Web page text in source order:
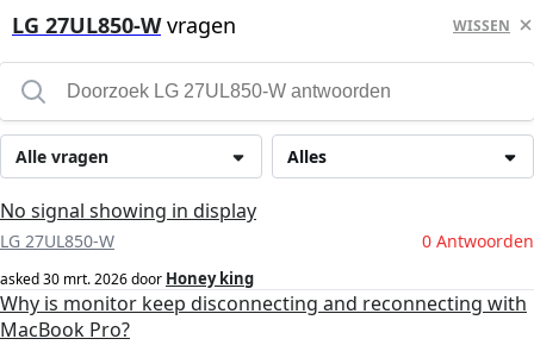
LG 27UL850-Wvragen WISSEN
Alles
Alle vragen
No signal showing in display
LG 27UL850-W 0 Antwoorden
asked30 mrt. 2026door Honey king
Why is monitor keep disconnecting and reconnecting with
MacBook Pro?